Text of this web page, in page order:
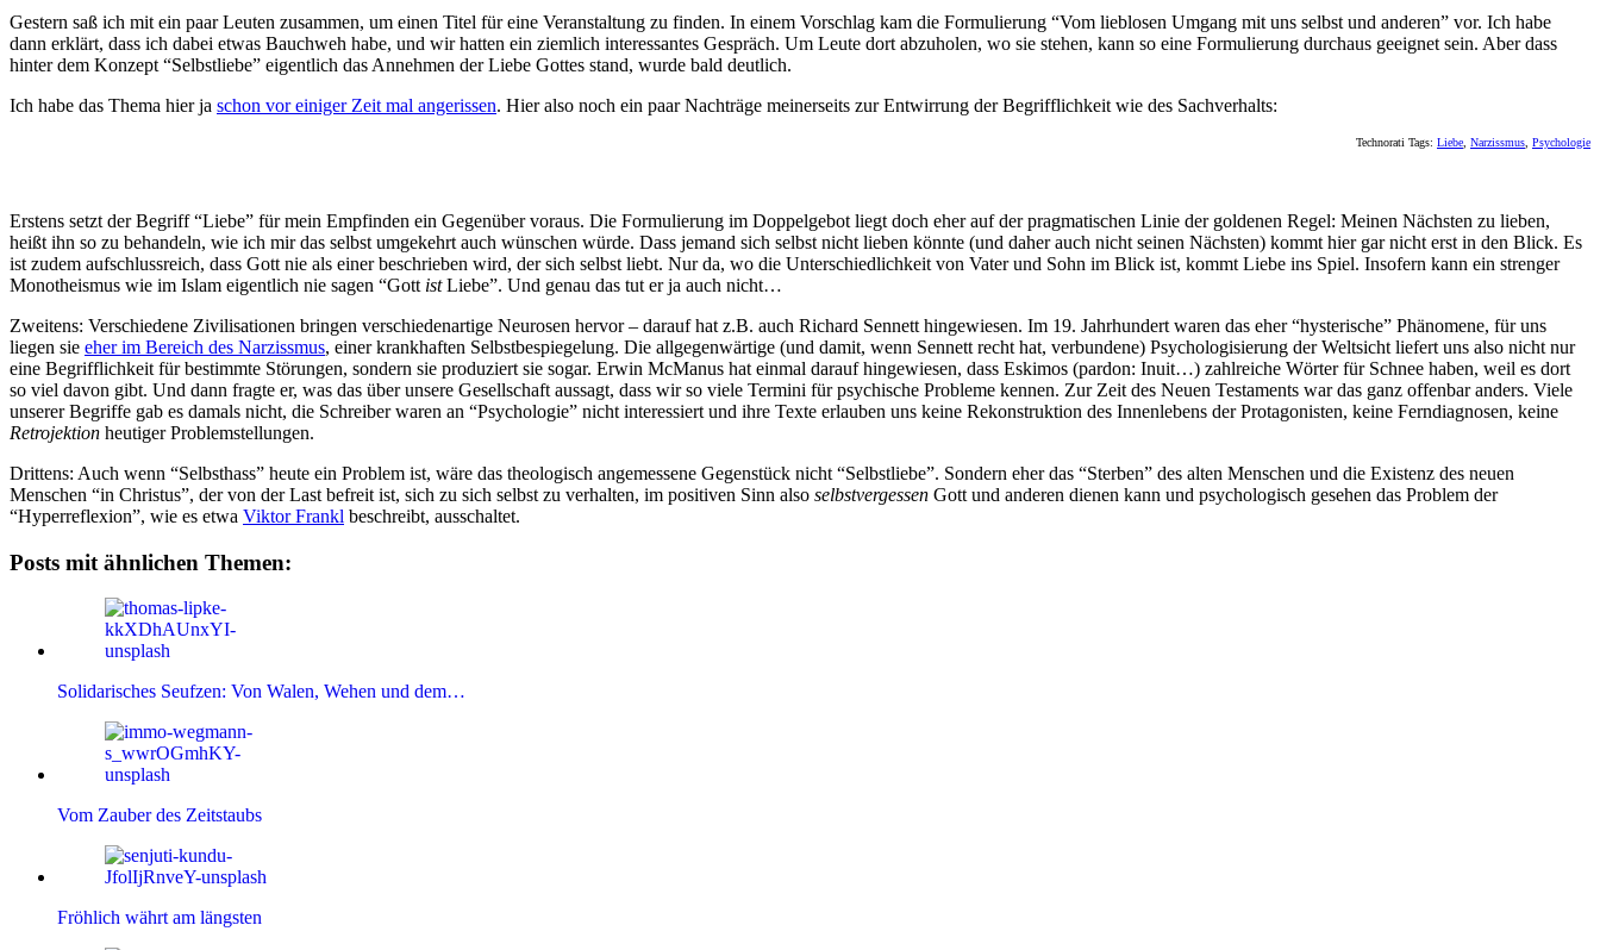
Gestern saß ich mit ein paar Leuten zusammen, um einen Titel für eine Veranstaltung zu finden. In einem Vorschlag kam die Formulierung “Vom lieblosen Umgang mit uns selbst und anderen” vor. Ich habe
dann erklärt, dass ich dabei etwas Bauchweh habe, und wir hatten ein ziemlich interessantes Gespräch. Um Leute dort abzuholen, wo sie stehen, kann so eine Formulierung durchaus geeignet sein. Aber dass
hinter dem Konzept “Selbstliebe” eigentlich das Annehmen der Liebe Gottes stand, wurde bald deutlich.
Ich habe das Thema hier ja schon vor einiger Zeit mal angerissen. Hier also noch ein paar Nachträge meinerseits zur Entwirrung der Begrifflichkeit wie des Sachverhalts:
Technorati Tags: Liebe Narzissmus Psychologie
Erstens setzt der Begriff “Liebe” für mein Empfinden ein Gegenüber voraus. Die Formulierung im Doppelgebot liegt doch eher auf der pragmatischen Linie der goldenen Regel: Meinen Nächsten zu lieben,
heißt ihn so zu behandeln, wie ich mir das selbst umgekehrt auch wünschen würde. Dass jemand sich selbst nicht lieben könnte (und daher auch nicht seinen Nächsten) kommt hier gar nicht erst in den Blick. Es
ist zudem aufschlussreich, dass Gott nie als einer beschrieben wird, der sich selbst liebt. Nur da, wo die Unterschiedlichkeit von Vater und Sohn im Blick ist, kommt Liebe ins Spiel. Insofern kann ein strenger
Monotheismus wie im Islam eigentlich nie sagen “Gott istLiebe”. Und genau das tut er ja auch nicht…
Zweitens: Verschiedene Zivilisationen bringen verschiedenartige Neurosen hervor – darauf hat z.B. auch Richard Sennett hingewiesen. Im 19. Jahrhundert waren das eher “hysterische” Phänomene, für uns
liegen sie eher im Bereich des Narzissmus, einer krankhaften Selbstbespiegelung. Die allgegenwärtige (und damit, wenn Sennett recht hat, verbundene) Psychologisierung der Weltsicht liefert uns also nicht nur
eine Begrifflichkeit für bestimmte Störungen, sondern sie produziert sie sogar. Erwin McManus hat einmal darauf hingewiesen, dass Eskimos (pardon: Inuit…) zahlreiche Wörter für Schnee haben, weil es dort
so viel davon gibt. Und dann fragte er, was das über unsere Gesellschaft aussagt, dass wir so viele Termini für psychische Probleme kennen. Zur Zeit des Neuen Testaments war das ganz offenbar anders. Viele
unserer Begriffe gab es damals nicht, die Schreiber waren an “Psychologie” nicht interessiert und ihre Texte erlauben uns keine Rekonstruktion des Innenlebens der Protagonisten, keine Ferndiagnosen, keine
Retrojektion heutiger Problemstellungen.
Drittens: Auch wenn “Selbsthass” heute ein Problem ist, wäre das theologisch angemessene Gegenstück nicht “Selbstliebe”. Sondern eher das “Sterben” des alten Menschen und die Existenz des neuen
Menschen “in Christus”, der von der Last befreit ist, sich zu sich selbst zu verhalten, im positiven Sinn also selbstvergessen Gott und anderen dienen kann und psychologisch gesehen das Problem der
“Hyperreflexion”, wie es etwa Viktor Frankl beschreibt, ausschaltet.
Posts mit ähnlichen Themen:
Solidarisches Seufzen: Von Walen, Wehen und dem…
Vom Zauber des Zeitstaubs
Fröhlich währt am längsten